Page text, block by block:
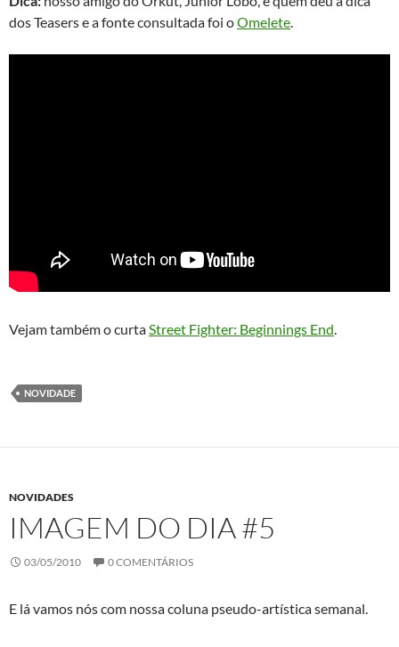
dos Teasers e a fonte consultada foi oOmelete.
Vejam também o curtaStreet Fighter: Beginnings End.
NOVIDADE
NOVIDADES
IMAGEM DO DIA #5
03/05/2010 0 COMENTÁRIOS
E lá vamos nós com nossa coluna pseudo-artística semanal.